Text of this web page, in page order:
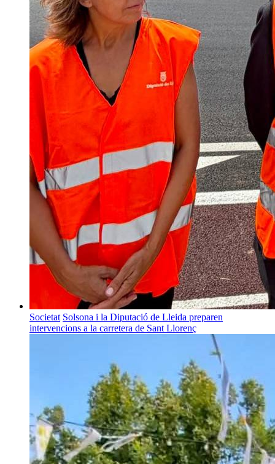
Societat Solsona i la Diputació de Lleida preparen
intervencions a la carretera de Sant Llorenç